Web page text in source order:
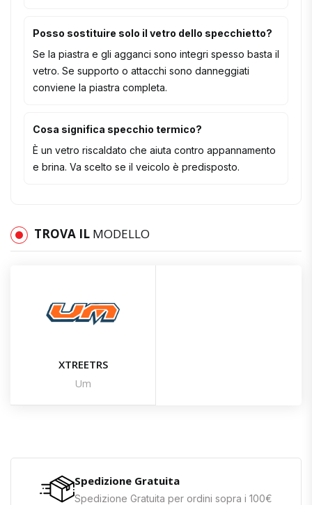
Posso sostituire solo il vetro dello specchietto?
Se la piastra e gli agganci sono integri spesso basta il
vetro. Se supporto o attacchi sono danneggiati
conviene la piastra completa.
Cosa significa specchio termico?
È un vetro riscaldato che aiuta contro appannamento
e brina. Va scelto se il veicolo è predisposto.
TROVA IL MODELLO
XTREETRS
Um
Spedizione Gratuita
Spedizione Gratuita per ordini sopra i 100€